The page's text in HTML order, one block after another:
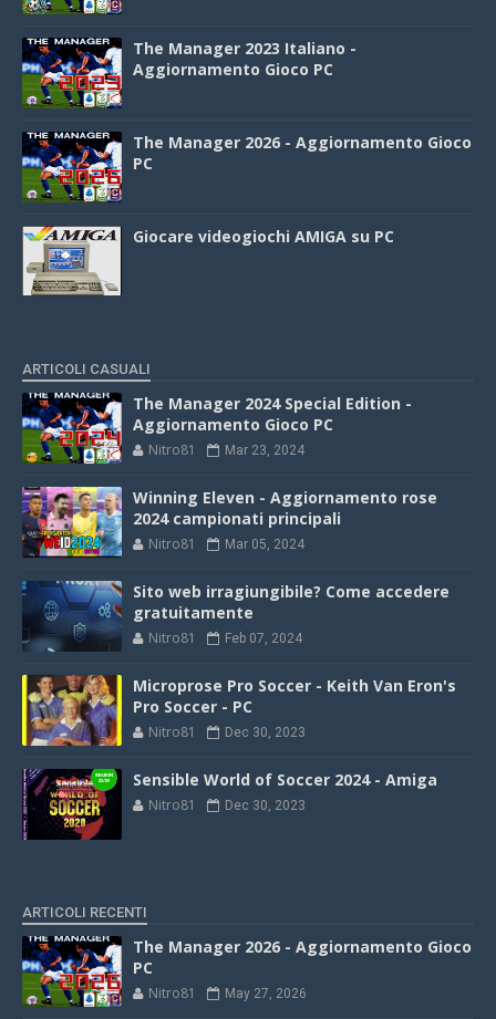
The Manager 2023 Italiano -
Aggiornamento Gioco PC
The Manager 2026 - Aggiornamento Gioco
PC
Giocare videogiochi AMIGA su PC
ARTICOLI CASUALI
The Manager 2024 Special Edition -
Aggiornamento Gioco PC
Nitro81 Mar 23, 2024
Winning Eleven - Aggiornamento rose
2024 campionati principali
Nitro81 Mar 05, 2024
Sito web irragiungibile? Come accedere
gratuitamente
Nitro81 Feb 07, 2024
Microprose Pro Soccer - Keith Van Eron's
Pro Soccer - PC
Nitro81 Dec 30, 2023
Sensible World of Soccer 2024 - Amiga
Nitro81 Dec 30, 2023
ARTICOLI RECENTI
The Manager 2026 - Aggiornamento Gioco
PC
Nitro81 May 27, 2026